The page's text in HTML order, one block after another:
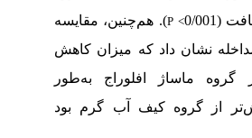
001
<
P ). همچنین، مقایسه
نشان داد که میزان کاهش
ماساژ افلوراج به‌طور
از گروه کیف آب گرم بود